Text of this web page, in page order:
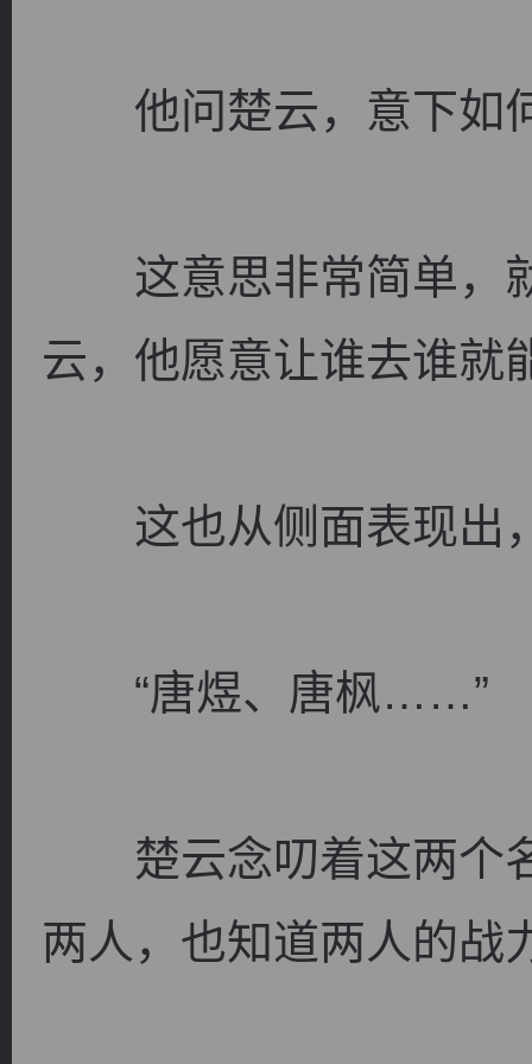
他问楚云，意下如
这意思非常简单，
云，他愿意让谁去谁就
这也从侧面表现出
“唐煜、唐枫……”
楚云念叨着这两个
两人，也知道两人的战